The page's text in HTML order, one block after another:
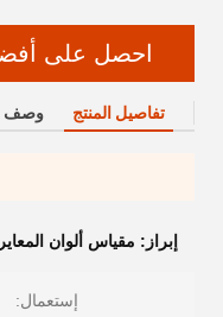
احصل على
تفاصيل المنتج وصف
إبراز: مقياس ألوان
إستعمال: